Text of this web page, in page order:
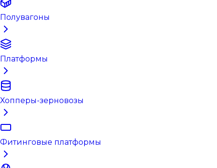
Полувагоны
Платформы
Хопперы-зерновозы
Фитинговые платформы